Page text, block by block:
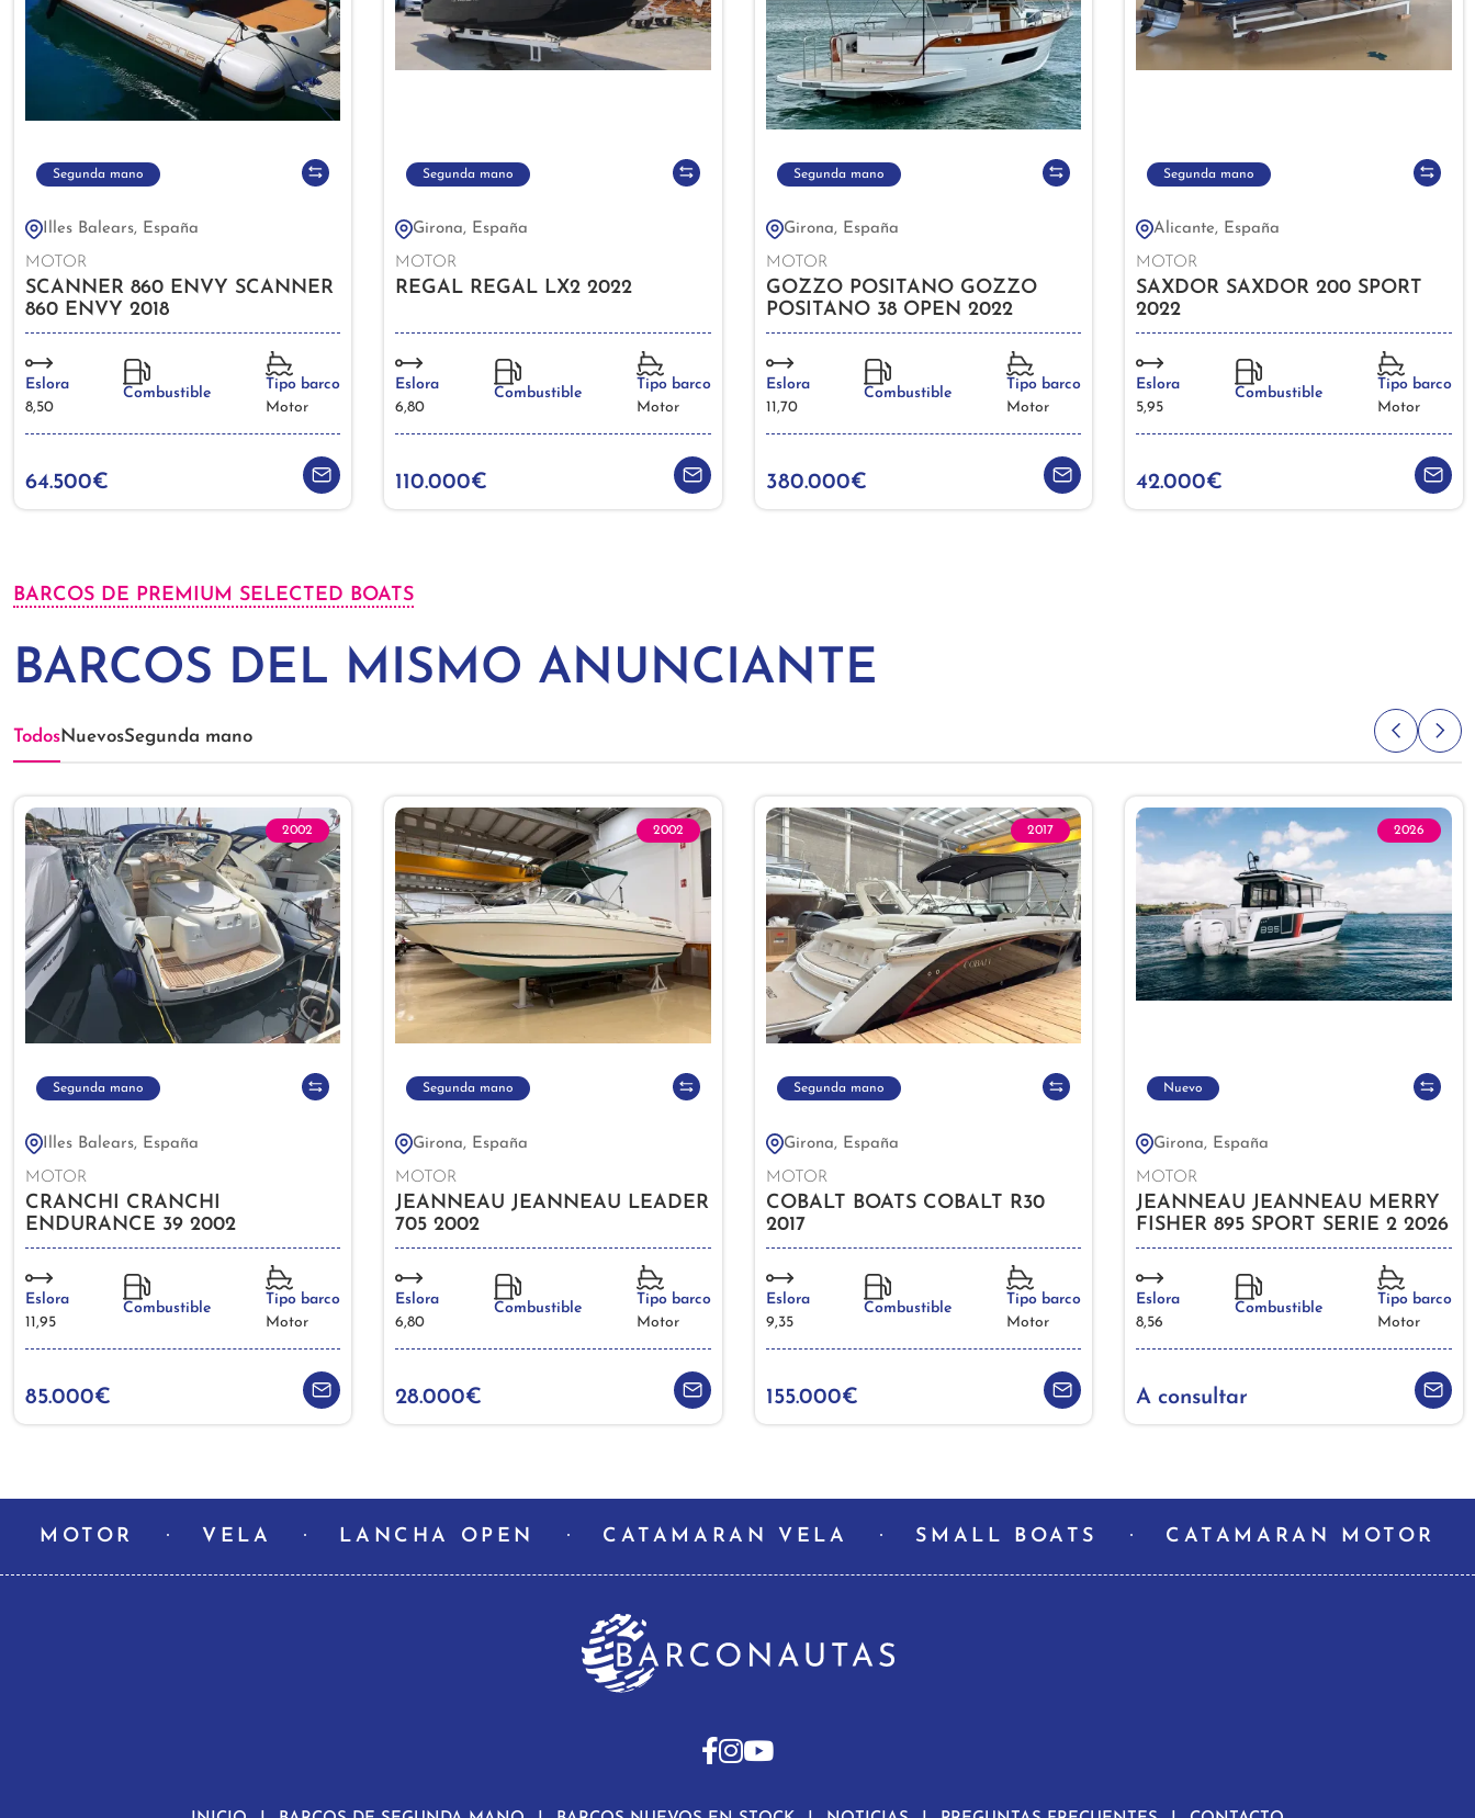
Segunda mano
Illes Balears, España
MOTOR
SCANNER 860 ENVY SCANNER
860 ENVY 2018
Eslora
8,50
Combustible
Tipo barco
Motor
64.500€
Segunda mano
Girona, España
MOTOR
REGAL REGAL LX2 2022
Eslora
6,80
Combustible
Tipo barco
Motor
110.000€
Segunda mano
Girona, España
MOTOR
GOZZO POSITANO GOZZO
POSITANO 38 OPEN 2022
Eslora
11,70
Combustible
Tipo barco
Motor
380.000€
Segunda mano
Alicante, España
MOTOR
SAXDOR SAXDOR 200 SPORT
2022
Eslora
5,95
Combustible
Tipo barco
Motor
42.000€
BARCOS DE PREMIUM SELECTED BOATS
BARCOS DEL MISMO ANUNCIANTE
TodosNuevosSegunda mano
2002
Segunda mano
Illes Balears, España
MOTOR
CRANCHI CRANCHI
ENDURANCE 39 2002
Eslora
11,95
Combustible
Tipo barco
Motor
85.000€
2002
Segunda mano
Girona, España
MOTOR
JEANNEAU JEANNEAU LEADER
705 2002
Eslora
6,80
Combustible
Tipo barco
Motor
28.000€
2017
Segunda mano
Girona, España
MOTOR
COBALT BOATS COBALT R30
2017
Eslora
9,35
Combustible
Tipo barco
Motor
155.000€
2026
Nuevo
Girona, España
MOTOR
JEANNEAU JEANNEAU MERRY
FISHER 895 SPORT SERIE 2 2026
Eslora
8,56
Combustible
Tipo barco
Motor
A consultar
MOTOR VELA LANCHA OPEN CATAMARAN VELA SMALL BOATS CATAMARAN MOTOR